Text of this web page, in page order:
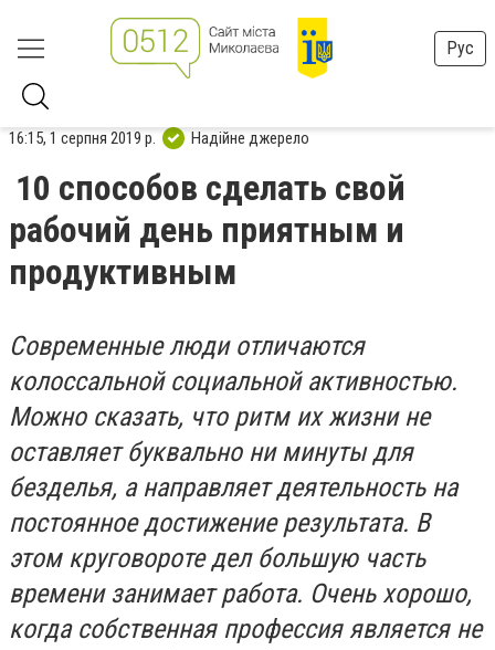
Рус
16:15, 1 серпня 2019 р. Надійне джерело
10 способов сделать свой
рабочий день приятным и
продуктивным
Современные люди отличаются
колоссальной социальной активностью.
Можно сказать, что ритм их жизни не
оставляет буквально ни минуты для
безделья, а направляет деятельность на
постоянное достижение результата. В
этом круговороте дел большую часть
времени занимает работа. Очень хорошо,
когда собственная профессия является не